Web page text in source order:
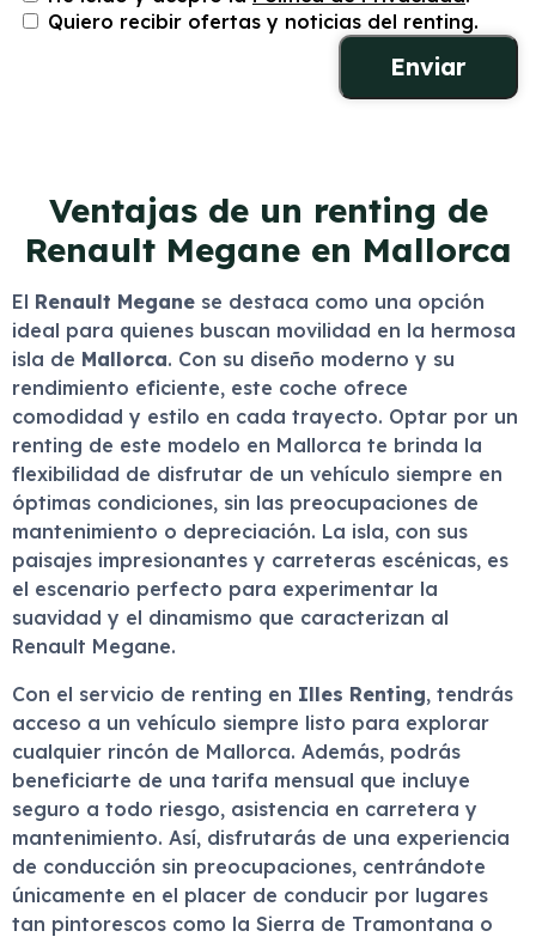
Quiero recibir ofertas y noticias del renting.
Ventajas de un renting de
Renault Megane en Mallorca
El Renault Megane se destaca como una opción
ideal para quienes buscan movilidad en la hermosa
isla de Mallorca. Con su diseño moderno y su
rendimiento eficiente, este coche ofrece
comodidad y estilo en cada trayecto. Optar por un
renting de este modelo en Mallorca te brinda la
flexibilidad de disfrutar de un vehículo siempre en
óptimas condiciones, sin las preocupaciones de
mantenimiento o depreciación. La isla, con sus
paisajes impresionantes y carreteras escénicas, es
el escenario perfecto para experimentar la
suavidad y el dinamismo que caracterizan al
Renault Megane.
Con el servicio de renting en Illes Renting, tendrás
acceso a un vehículo siempre listo para explorar
cualquier rincón de Mallorca. Además, podrás
beneficiarte de una tarifa mensual que incluye
seguro a todo riesgo, asistencia en carretera y
mantenimiento. Así, disfrutarás de una experiencia
de conducción sin preocupaciones, centrándote
únicamente en el placer de conducir por lugares
tan pintorescos como la Sierra de Tramontana o